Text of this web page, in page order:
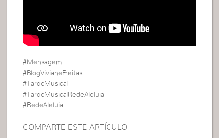
#Mensagem
#BlogVivianeFreitas
#TardeMusical
#TardeMusicalRedeAleluia
#RedeAleluia
COMPARTE ESTE ARTÍCULO